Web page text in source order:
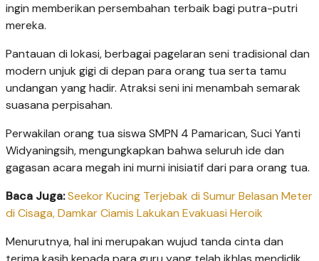
ingin memberikan persembahan terbaik bagi putra-putri
mereka.
Pantauan di lokasi, berbagai pagelaran seni tradisional dan
modern unjuk gigi di depan para orang tua serta tamu
undangan yang hadir. Atraksi seni ini menambah semarak
suasana perpisahan.
Perwakilan orang tua siswa SMPN 4 Pamarican, Suci Yanti
Widyaningsih, mengungkapkan bahwa seluruh ide dan
gagasan acara megah ini murni inisiatif dari para orang tua.
Baca Juga:Seekor Kucing Terjebak di Sumur Belasan Meter
di Cisaga, Damkar Ciamis Lakukan Evakuasi Heroik
Menurutnya, hal ini merupakan wujud tanda cinta dan